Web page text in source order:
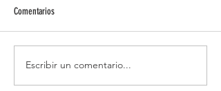
FERGUS CLUB FONT DE SA CALA
BEACH
Comentarios
Escribir un comentario...